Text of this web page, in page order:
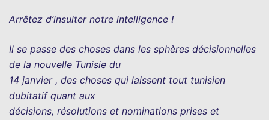
Arrêtez d’insulter notre intelligence !
Il se passe des choses dans les sphères décisionnelles
de la nouvelle Tunisie du
14 janvier , des choses qui laissent tout tunisien
dubitatif quant aux
décisions, résolutions et nominations prises et